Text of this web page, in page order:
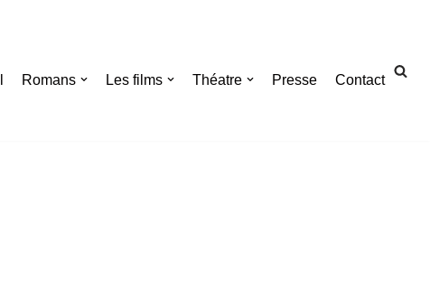
Romans Les films Théatre Presse Contact